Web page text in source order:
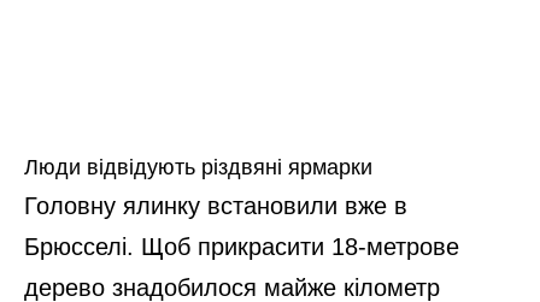
Люди відвідують різдвяні ярмарки
Головну ялинку встановили вже в
Брюсселі. Щоб прикрасити 18-метрове
дерево знадобилося майже кілометр